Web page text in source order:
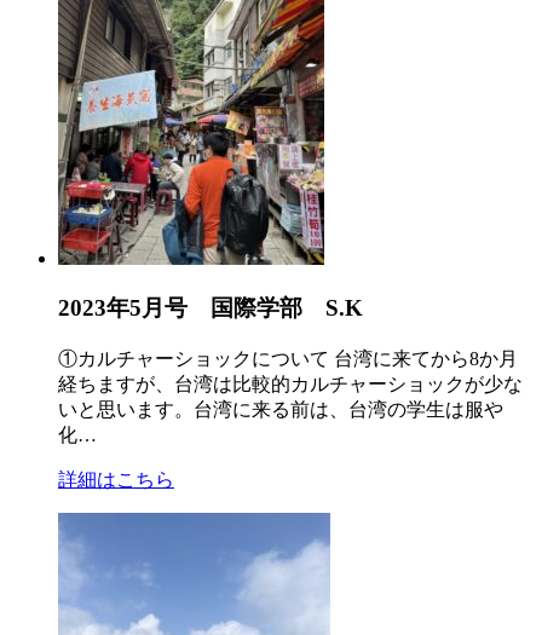
2023年5月号 国際学部 S.K
①カルチャーショックについて 台湾に来てから8か月
経ちますが、台湾は比較的カルチャーショックが少な
いと思います。台湾に来る前は、台湾の学生は服や
化…
詳細はこちら